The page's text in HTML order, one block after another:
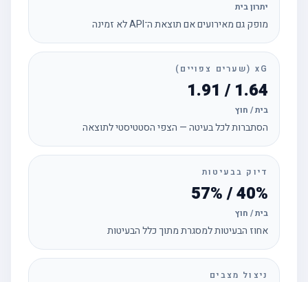
יתרון בית
מופק גם מאירועים אם תוצאת ה־API לא זמינה
xG (שערים צפויים)
1.64 / 1.91
בית / חוץ
הסתברות לכל בעיטה — הצפי הסטטיסטי לתוצאה
דיוק בבעיטות
40% / 57%
בית / חוץ
אחוז הבעיטות למסגרת מתוך כלל הבעיטות
ניצול מצבים